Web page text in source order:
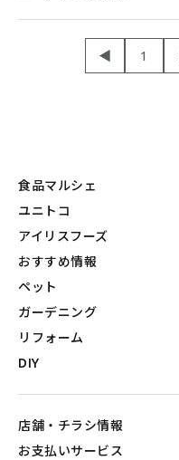
1
◀
食品マルシェ
ユニトコ
アイリスフーズ
おすすめ情報
ペット
ガーデニング
リフォーム
DIY
店舗・チラシ情報
お支払いサービス